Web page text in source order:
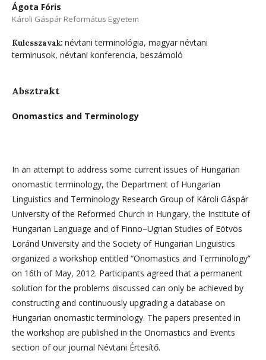
Ágota Fóris
Károli Gáspár Református Egyetem
Kulcsszavak: névtani terminológia, magyar névtani
terminusok, névtani konferencia, beszámoló
Absztrakt
Onomastics and Terminology
In an attempt to address some current issues of Hungarian
onomastic terminology, the Department of Hungarian
Linguistics and Terminology Research Group of Károli Gáspár
University of the Reformed Church in Hungary, the Institute of
Hungarian Language and of Finno–Ugrian Studies of Eötvös
Loránd University and the Society of Hungarian Linguistics
organized a workshop entitled “Onomastics and Terminology”
on 16th of May, 2012. Participants agreed that a permanent
solution for the problems discussed can only be achieved by
constructing and continuously upgrading a database on
Hungarian onomastic terminology. The papers presented in
the workshop are published in the Onomastics and Events
section of our journal Névtani Értesítő.